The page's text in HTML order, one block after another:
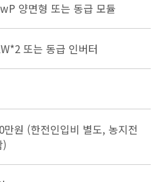
양면형 또는 동급 모듈
또는 동급 인버터
만원 (한전인입비 별도, 농지전
)